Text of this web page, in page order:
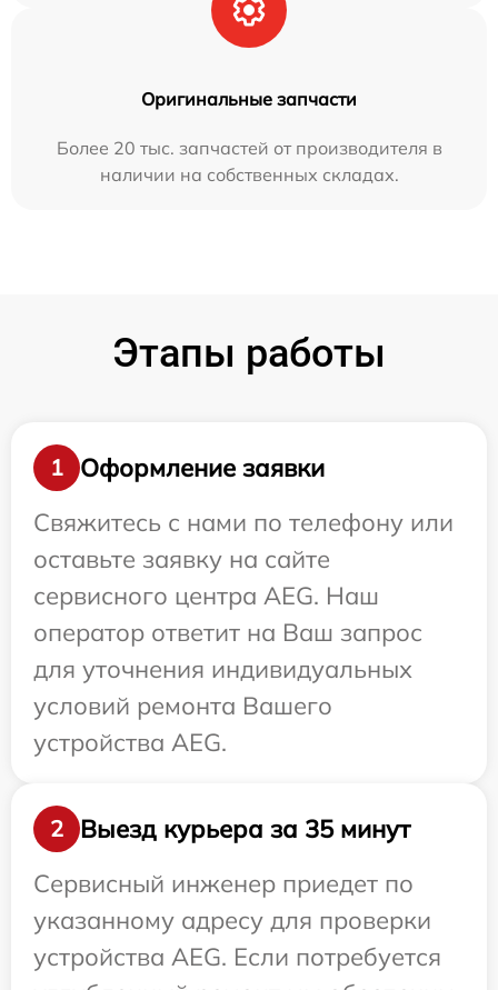
Оригинальные запчасти
Более 20 тыс. запчастей от производителя в
наличии на собственных складах.
Этапы работы
1
Оформление заявки
Свяжитесь с нами по телефону или
оставьте заявку на сайте
сервисного центра AEG. Наш
оператор ответит на Ваш запрос
для уточнения индивидуальных
условий ремонта Вашего
устройства AEG.
2
Выезд курьера за 35 минут
Сервисный инженер приедет по
указанному адресу для проверки
устройства AEG. Если потребуется